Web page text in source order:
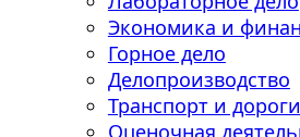
Экономика и
Горное дело
Делопроизводство
Транспорт и дороги
Оценочная